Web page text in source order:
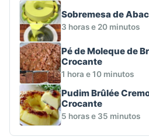
Sobremesa de
3 horas e 20 minutos
Pé de Moleque de
Crocante
1 hora e 10 minutos
Pudim Brûlée
Crocante
5 horas e 35 minutos